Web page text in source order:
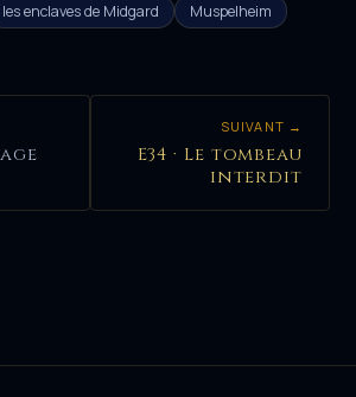
les enclaves de Midgard Muspelheim
SUIVANT →
E34 · Le tombeau
interdit